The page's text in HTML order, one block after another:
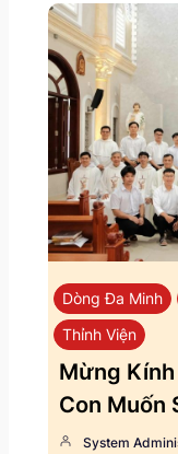
Dòng Đa Minh
Thỉnh Viện
Mừng Kính
Con Muốn
System